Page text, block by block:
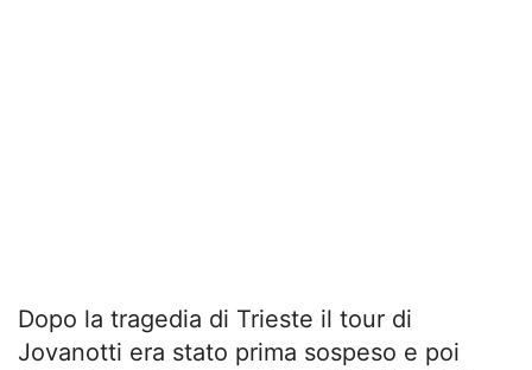
Dopo la tragedia di Trieste il tour di
Jovanotti era stato prima sospeso e poi